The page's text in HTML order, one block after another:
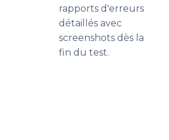
rapports d'erreurs
détaillés avec
screenshots dès la
fin du test.